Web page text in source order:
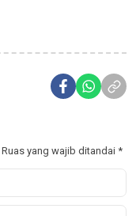
Ruas yang wajib ditandai *